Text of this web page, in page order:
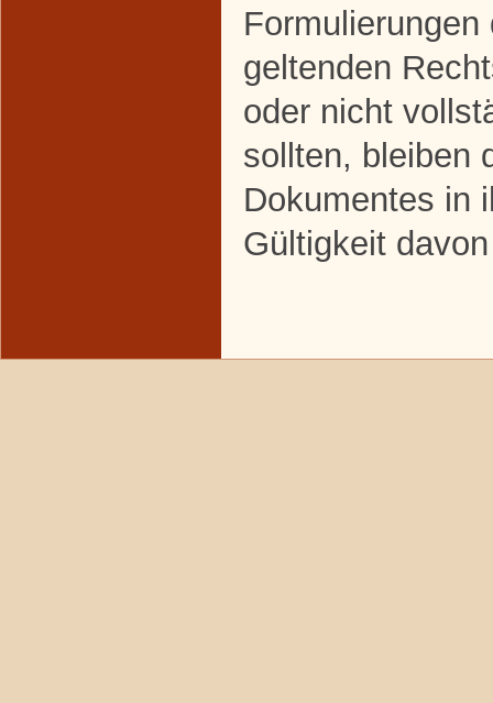
geltenden
oder nicht
sollten, bleiben
Dokumentes in
Gültigkeit